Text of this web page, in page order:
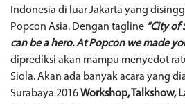
Indonesia di luar Jakarta yang
Popcon Asia. Dengan tagline “City of
can be a hero. At Popcon we made
diprediksi akan mampu menyedot
Siola. Akan ada banyak acara yang
Surabaya 2016Workshop, Talkshow,